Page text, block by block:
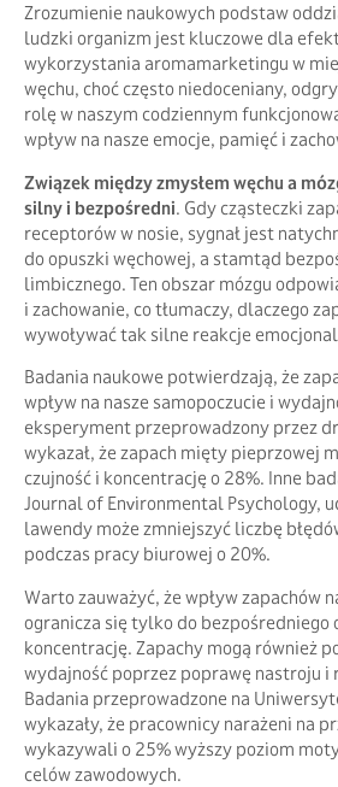
Zrozumienie naukowych podstaw
ludzki organizm jest kluczowe dla
wykorzystania aromamarketingu w
węchu, choć często niedoceniany,
rolę w naszym codziennym
wpływ na nasze emocje, pamięć i
Związek między zmysłem węchu a
silny i bezpośredni. Gdy cząsteczki
receptorów w nosie, sygnał jest
do opuszki węchowej, a stamtąd
limbicznego. Ten obszar mózgu
i zachowanie, co tłumaczy, dlaczego
wywoływać tak silne reakcje
Badania naukowe potwierdzają, że
wpływ na nasze samopoczucie i
eksperyment przeprowadzony przez
wykazał, że zapach mięty pieprzowej
czujność i koncentrację o 28%. Inne
Journal of Environmental Psychology,
lawendy może zmniejszyć liczbę
podczas pracy biurowej o 20%.
Warto zauważyć, że wpływ zapachów
ogranicza się tylko do bezpośredniego
koncentrację. Zapachy mogą również
wydajność poprzez poprawę nastroju i
Badania przeprowadzone na
wykazały, że pracownicy narażeni na
wykazywali o 25% wyższy poziom
celów zawodowych.